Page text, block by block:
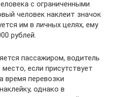
с ограниченными
человек наклеит значок
им в личных целях, ему
рублей.
пассажиром, водитель
если присутствует
время перевозки
однако в